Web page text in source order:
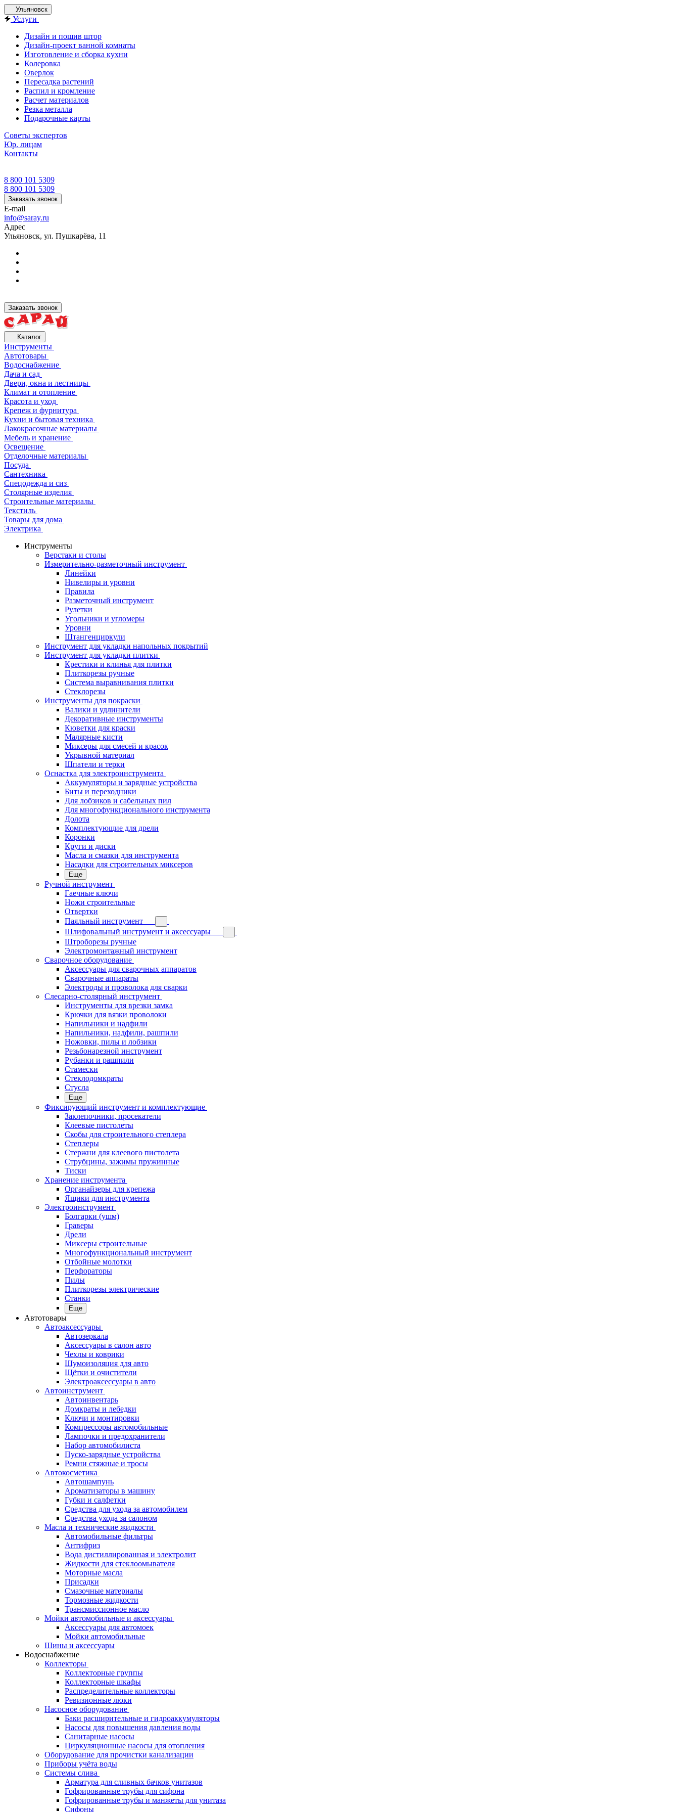
Ульяновск
Услуги
Дизайн и пошив штор
Дизайн-проект ванной комнаты
Изготовление и сборка кухни
Колеровка
Оверлок
Пересадка растений
Распил и кромление
Расчет материалов
Резка металла
Подарочные карты
Советы экспертов
Юр. лицам
Контакты
8 800 101 5309
8 800 101 5309
Заказать звонок
E-mail
info@saray.ru
Адрес
Ульяновск, ул. Пушкарёва, 11
Заказать звонок
Каталог
Инструменты
Автотовары
Водоснабжение
Дача и сад
Двери, окна и лестницы
Климат и отопление
Красота и уход
Крепеж и фурнитура
Кухни и бытовая техника
Лакокрасочные материалы
Мебель и хранение
Освещение
Отделочные материалы
Посуда
Сантехника
Спецодежда и сиз
Столярные изделия
Строительные материалы
Текстиль
Товары для дома
Электрика
Инструменты
Верстаки и столы
Измерительно-разметочный инструмент
Линейки
Нивелиры и уровни
Правила
Разметочный инструмент
Рулетки
Угольники и угломеры
Уровни
Штангенциркули
Инструмент для укладки напольных покрытий
Инструмент для укладки плитки
Крестики и клинья для плитки
Плиткорезы ручные
Система выравнивания плитки
Стеклорезы
Инструменты для покраски
Валики и удлинители
Декоративные инструменты
Кюветки для краски
Малярные кисти
Миксеры для смесей и красок
Укрывной материал
Шпатели и терки
Оснастка для электроинструмента
Аккумуляторы и зарядные устройства
Биты и переходники
Для лобзиков и сабельных пил
Для многофункционального инструмента
Долота
Комплектующие для дрели
Коронки
Круги и диски
Масла и смазки для инструмента
Насадки для строительных миксеров
Еще
Ручной инструмент
Гаечные ключи
Ножи строительные
Отвертки
Паяльный инструмент
Шлифовальный инструмент и аксессуары
Штроборезы ручные
Электромонтажный инструмент
Сварочное оборудование
Аксессуары для сварочных аппаратов
Сварочные аппараты
Электроды и проволока для сварки
Слесарно-столярный инструмент
Инструменты для врезки замка
Крючки для вязки проволоки
Напильники и надфили
Напильники, надфили, рашпили
Ножовки, пилы и лобзики
Резьбонарезной инструмент
Рубанки и рашпили
Стамески
Стеклодомкраты
Стусла
Еще
Фиксирующий инструмент и комплектующие
Заклепочники, просекатели
Клеевые пистолеты
Скобы для строительного степлера
Степлеры
Стержни для клеевого пистолета
Струбцины, зажимы пружинные
Тиски
Хранение инструмента
Органайзеры для крепежа
Ящики для инструмента
Электроинструмент
Болгарки (ушм)
Граверы
Дрели
Миксеры строительные
Многофункциональный инструмент
Отбойные молотки
Перфораторы
Пилы
Плиткорезы электрические
Станки
Еще
Автотовары
Автоаксессуары
Автозеркала
Аксессуары в салон авто
Чехлы и коврики
Шумоизоляция для авто
Щётки и очистители
Электроаксессуары в авто
Автоинструмент
Автоинвентарь
Домкраты и лебедки
Ключи и монтировки
Компрессоры автомобильные
Лампочки и предохранители
Набор автомобилиста
Пуско-зарядные устройства
Ремни стяжные и тросы
Автокосметика
Автошампунь
Ароматизаторы в машину
Губки и салфетки
Средства для ухода за автомобилем
Средства ухода за салоном
Масла и технические жидкости
Автомобильные фильтры
Антифриз
Вода дистиллированная и электролит
Жидкости для стеклоомывателя
Моторные масла
Присадки
Смазочные материалы
Тормозные жидкости
Трансмиссионное масло
Мойки автомобильные и аксессуары
Аксессуары для автомоек
Мойки автомобильные
Шины и аксессуары
Водоснабжение
Коллекторы
Коллекторные группы
Коллекторные шкафы
Распределительные коллекторы
Ревизионные люки
Насосное оборудование
Баки расширительные и гидроаккумуляторы
Насосы для повышения давления воды
Санитарные насосы
Циркуляционные насосы для отопления
Оборудование для прочистки канализации
Приборы учёта воды
Системы слива
Арматура для сливных бачков унитазов
Гофрированные трубы для сифона
Гофрированные трубы и манжеты для унитаза
Сифоны